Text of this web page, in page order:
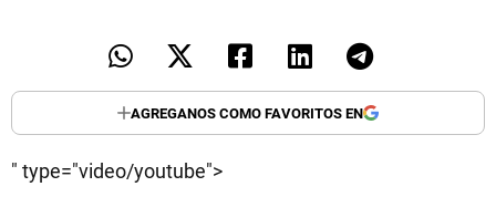
AGREGANOS COMO FAVORITOS EN
" type="video/youtube">
PALABRAS
Seguinos